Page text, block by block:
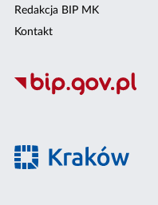
Redakcja BIP MK
Kontakt